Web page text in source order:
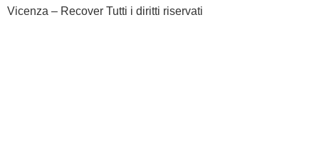
Vicenza – Recover Tutti i diritti riservati